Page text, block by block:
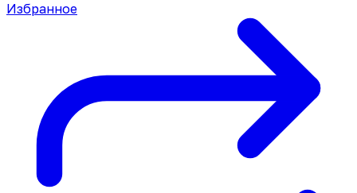
Избранное